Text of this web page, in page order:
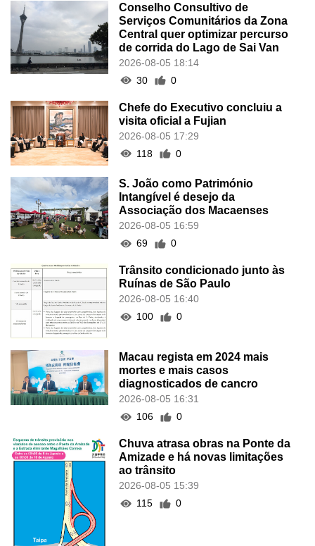
Conselho Consultivo de
Serviços Comunitários da Zona
Central quer optimizar percurso
de corrida do Lago de Sai Van
2026-08-05 18:14
30
0
Chefe do Executivo concluiu a
visita oficial a Fujian
2026-08-05 17:29
118
0
S. João como Património
Intangível é desejo da
Associação dos Macaenses
2026-08-05 16:59
69
0
Trânsito condicionado junto às
Ruínas de São Paulo
2026-08-05 16:40
100
0
Macau regista em 2024 mais
mortes e mais casos
diagnosticados de cancro
2026-08-05 16:31
106
0
Chuva atrasa obras na Ponte da
Amizade e há novas limitações
ao trânsito
2026-08-05 15:39
115
0